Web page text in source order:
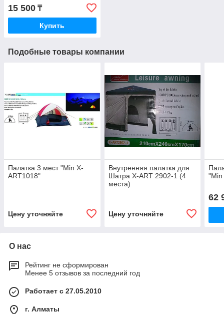
15 500 ₸
Купить
Подобные товары компании
Палатка 3 мест "Min X-
ART1018"
Цену уточняйте
Внутренняя палатка для
Шатра X-ART 2902-1 (4
места)
Цену уточняйте
"Min
62
О нас
Рейтинг не сформирован
Менее 5 отзывов за последний год
Работает с 27.05.2010
г. Алматы